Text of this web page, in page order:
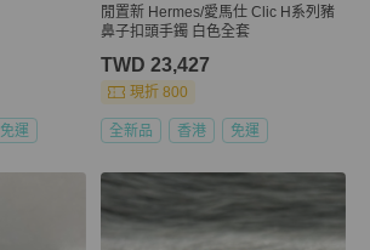
免運
閒置新 Hermes/愛馬仕 Clic H系列豬
鼻子扣頭手鐲 白色全套
TWD 23,427
現折 800
全新品 香港 免運